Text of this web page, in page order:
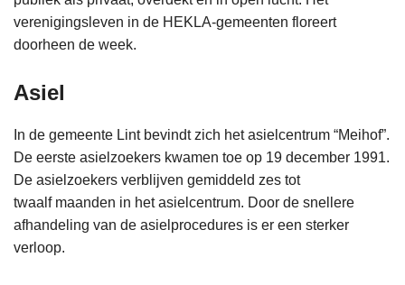
verenigingsleven in de HEKLA-gemeenten floreert
doorheen de week.
Asiel
In de gemeente Lint bevindt zich het asielcentrum “Meihof”.
De eerste asielzoekers kwamen toe op 19 december 1991.
De asielzoekers verblijven gemiddeld zes tot
twaalf maanden in het asielcentrum. Door de snellere
afhandeling van de asielprocedures is er een sterker
verloop.